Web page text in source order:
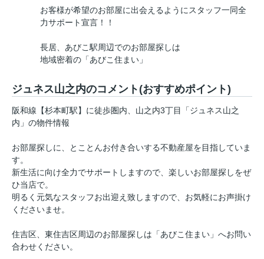
お客様が希望のお部屋に出会えるようにスタッフ一同全
力サポート宣言！！
長居、あびこ駅周辺でのお部屋探しは
地域密着の「あびこ住まい」
ジュネス山之内のコメント(おすすめポイント)
阪和線【杉本町駅】に徒歩圏内、山之内3丁目「ジュネス山之
内」の物件情報
お部屋探しに、とことんお付き合いする不動産屋を目指していま
す。
新生活に向け全力でサポートしますので、楽しいお部屋探しをぜ
ひ当店で。
明るく元気なスタッフお出迎え致しますので、お気軽にお声掛け
くださいませ。
住吉区、東住吉区周辺のお部屋探しは「あびこ住まい」へお問い
合わせください。